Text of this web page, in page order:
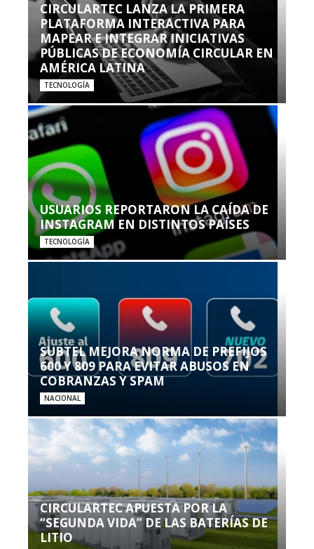
CIRCULARTEC LANZA LA PRIMERA
PLATAFORMA INTERACTIVA PARA
MAPEAR E INTEGRAR INICIATIVAS
PÚBLICAS DE ECONOMÍA CIRCULAR EN
AMÉRICA LATINA
TECNOLOGÍA
USUARIOS REPORTARON LA CAÍDA DE
INSTAGRAM EN DISTINTOS PAÍSES
TECNOLOGÍA
SUBTEL MEJORA NORMA DE PREFIJOS
600 Y 809 PARA EVITAR ABUSOS EN
COBRANZAS Y SPAM
NACIONAL
CIRCULARTEC APUESTA POR LA
“SEGUNDA VIDA” DE LAS BATERÍAS DE
LITIO